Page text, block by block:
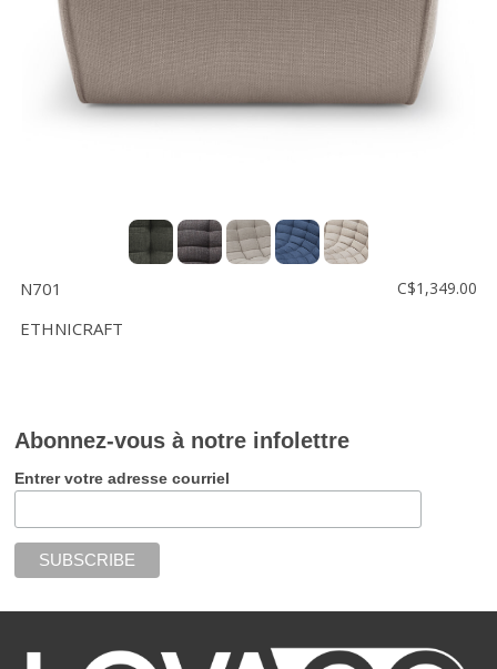
N701
ETHNICRAFT
C$1,349.00
Abonnez-vous à notre infolettre
Entrer votre adresse courriel